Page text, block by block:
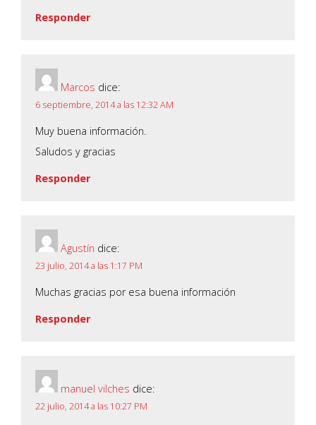
Responder
Marcos dice:
6 septiembre, 2014 a las 12:32 AM
Muy buena información.
Saludos y gracias
Responder
Agustín dice:
23 julio, 2014 a las 1:17 PM
Muchas gracias por esa buena información
Responder
manuel vilches dice:
22 julio, 2014 a las 10:27 PM